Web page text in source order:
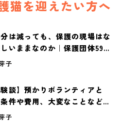
猫を迎えたい方へ
は減っても、保護の現場はな
いままなのか｜保護団体59団
態調査【保護犬・保護猫白書
子
験談】預かりボランティアと
件や費用、大変なことなど紹
子